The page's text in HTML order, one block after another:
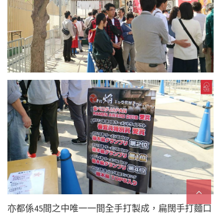
亦都係45間之中唯一一間全手打製成，扁闊手打麵口